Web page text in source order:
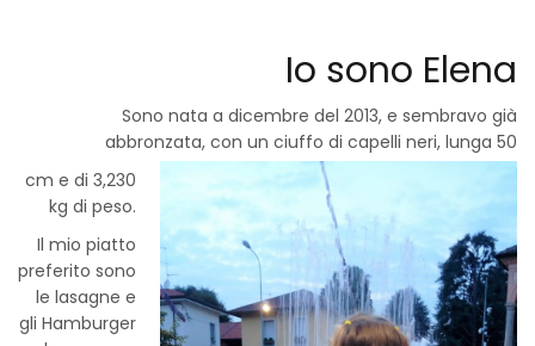
Io sono Elena
Sono nata a dicembre del 2013, e sembravo già
abbronzata, con un ciuffo di capelli neri, lunga 50
cm e di 3,230
kg di peso.
Il mio piatto
preferito sono
le lasagne e
gli Hamburger